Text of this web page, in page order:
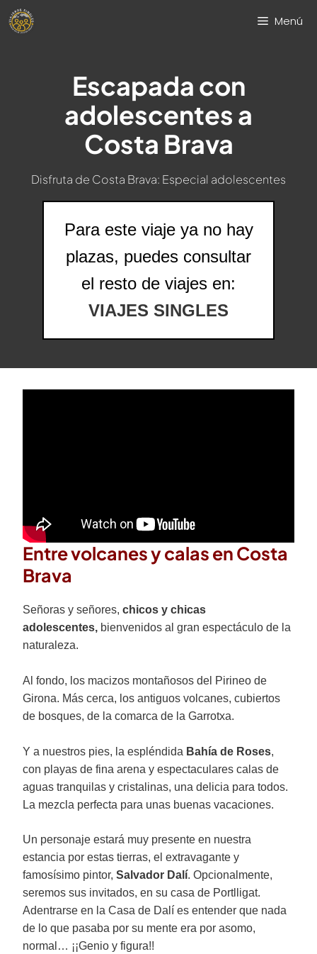
Saltar
Menú
Escapada con
adolescentes a
Costa Brava
Disfruta de Costa Brava: Especial adolescentes
Para este viaje ya no hay
plazas, puedes consultar
el resto de viajes en:
VIAJES SINGLES
Entre volcanes y calas en Costa
Brava
Señoras y señores, chicos y chicas
adolescentes, bienvenidos al gran espectáculo de la
naturaleza.
Al fondo, los macizos montañosos del Pirineo de
Girona. Más cerca, los antiguos volcanes, cubiertos
de bosques, de la comarca de la Garrotxa.
Y a nuestros pies, la espléndida Bahía de Roses,
con playas de fina arena y espectaculares calas de
aguas tranquilas y cristalinas, una delicia para todos.
La mezcla perfecta para unas buenas vacaciones.
Un personaje estará muy presente en nuestra
estancia por estas tierras, el extravagante y
famosísimo pintor, Salvador Dalí. Opcionalmente,
seremos sus invitados, en su casa de Portlligat.
Adentrarse en la Casa de Dalí es entender que nada
de lo que pasaba por su mente era por asomo,
normal… ¡¡Genio y figura!!